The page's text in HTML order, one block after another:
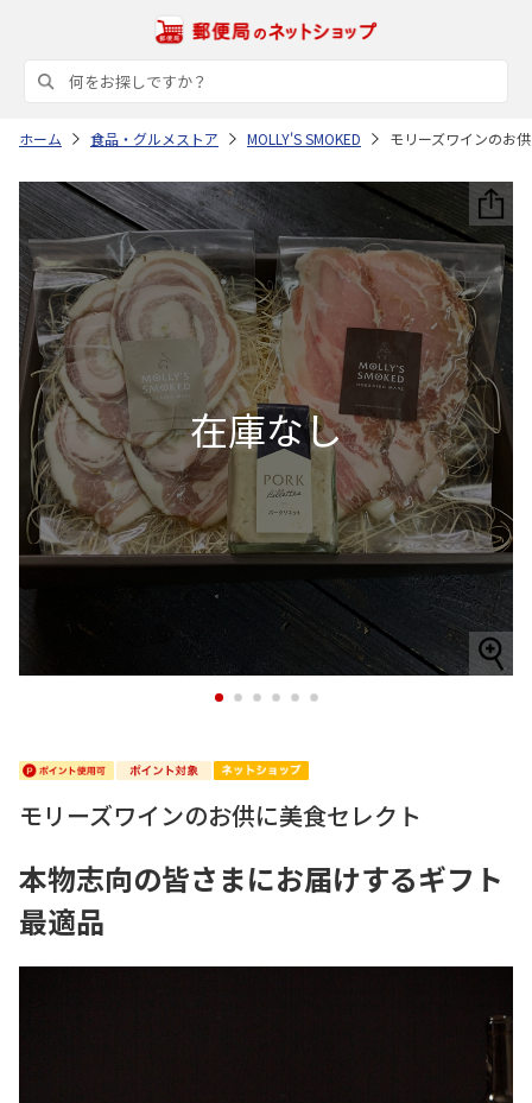
ホーム 食品・グルメストア MOLLY'S SMOKED モリーズワインのお
1 2 3 4 5 6
モリーズワインのお供に美食セレクト
本物志向の皆さまにお届けするギフト
最適品